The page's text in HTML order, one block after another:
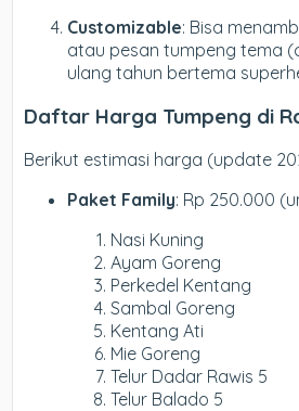
Customizable: Bisa
atau pesan tumpeng tema
ulang tahun bertema
Daftar Harga Tumpeng di
Berikut estimasi harga (update
Paket Family: Rp 250.000
Nasi Kuning
Ayam Goreng
Perkedel Kentang
Sambal Goreng
Kentang Ati
Mie Goreng
Telur Dadar Rawis 5
Telur Balado 5